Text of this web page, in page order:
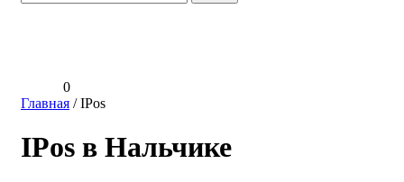
0
Главная /IPos
IPos в Нальчике